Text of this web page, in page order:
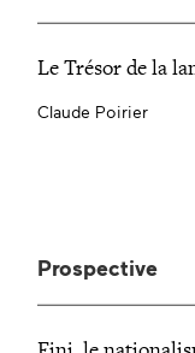
Le Trésor de la
Claude Poirier
Prospective